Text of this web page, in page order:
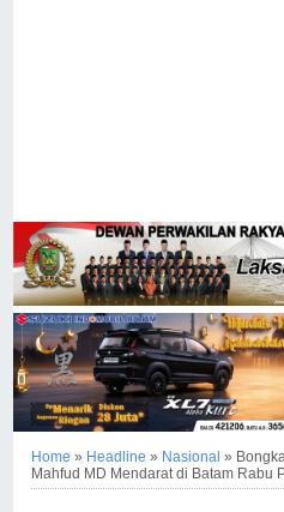
Home » Headline » Nasional »
Mahfud MD Mendarat di Batam Rabu